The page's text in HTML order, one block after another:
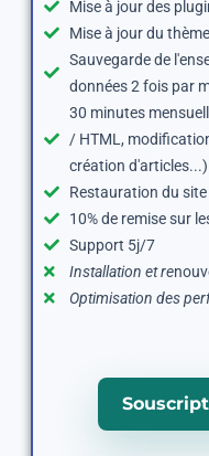
Mise à jour des
Mise à jour du
Sauvegarde de
données 2 fois par
30 minutes
/ HTML,
création d'articles...)
Restauration du
10% de remise sur
Support 5j/7
Installation et re
Optimisation des